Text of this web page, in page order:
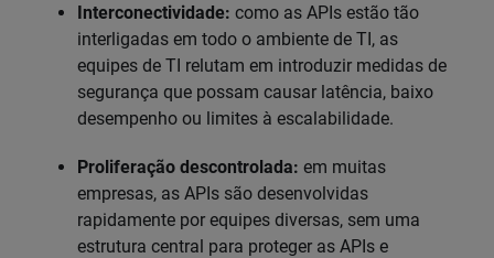
Interconectividade: como as APIs estão tão
interligadas em todo o ambiente de TI, as
equipes de TI relutam em introduzir medidas de
segurança que possam causar latência, baixo
desempenho ou limites à escalabilidade.
Proliferação descontrolada: em muitas
empresas, as APIs são desenvolvidas
rapidamente por equipes diversas, sem uma
estrutura central para proteger as APIs e